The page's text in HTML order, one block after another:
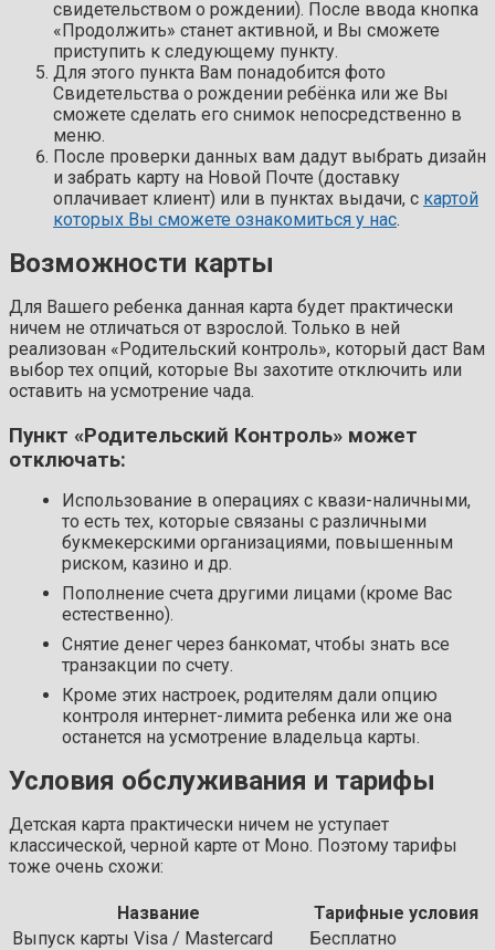
свидетельством о рождении). После ввода кнопка
«Продолжить» станет активной, и Вы сможете
приступить к следующему пункту.
Для этого пункта Вам понадобится фото
Свидетельства о рождении ребёнка или же Вы
сможете сделать его снимок непосредственно в
меню.
После проверки данных вам дадут выбрать дизайн
и забрать карту на Новой Почте (доставку
оплачивает клиент) или в пунктах выдачи, с картой
которых Вы сможете ознакомиться у нас.
Возможности карты
Для Вашего ребенка данная карта будет практически
ничем не отличаться от взрослой. Только в ней
реализован «Родительский контроль», который даст Вам
выбор тех опций, которые Вы захотите отключить или
оставить на усмотрение чада.
Пункт «Родительский Контроль» может
отключать:
Использование в операциях с квази-наличными,
то есть тех, которые связаны с различными
букмекерскими организациями, повышенным
риском, казино и др.
Пополнение счета другими лицами (кроме Вас
естественно).
Снятие денег через банкомат, чтобы знать все
транзакции по счету.
Кроме этих настроек, родителям дали опцию
контроля интернет-лимита ребенка или же она
останется на усмотрение владельца карты.
Условия обслуживания и тарифы
Детская карта практически ничем не уступает
классической, черной карте от Моно. Поэтому тарифы
тоже очень схожи:
Название
Тарифные условия
Выпуск карты Visa / Mastercard
Бесплатно